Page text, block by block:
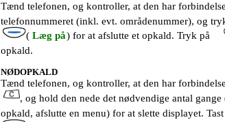
Tænd telefonen, og kontroller, at den har
telefonnummeret (inkl. evt. områdenummer), og
( Læg på) for at afslutte et opkald. Tryk på
opkald.
NØDOPKALD
Tænd telefonen, og kontroller, at den har
, og hold den nede det nødvendige antal
opkald, afslutte en menu) for at slette displayet.